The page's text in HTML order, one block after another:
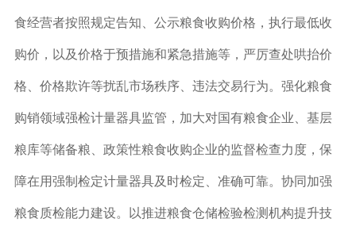
食经营者按照规定告知、公示粮食收购价格，执行最低收
购价，以及价格于预措施和紧急措施等，严厉查处哄抬价
格、价格欺许等扰乱市场秩序、违法交易行为。强化粮食
购销领域强检计量器具监管，加大对国有粮食企业、基层
粮库等储备粮、政策性粮食收购企业的监督检查力度，保
障在用强制检定计量器具及时检定、准确可靠。协同加强
粮食质检能力建设。以推进粮食仓储检验检测机构提升技